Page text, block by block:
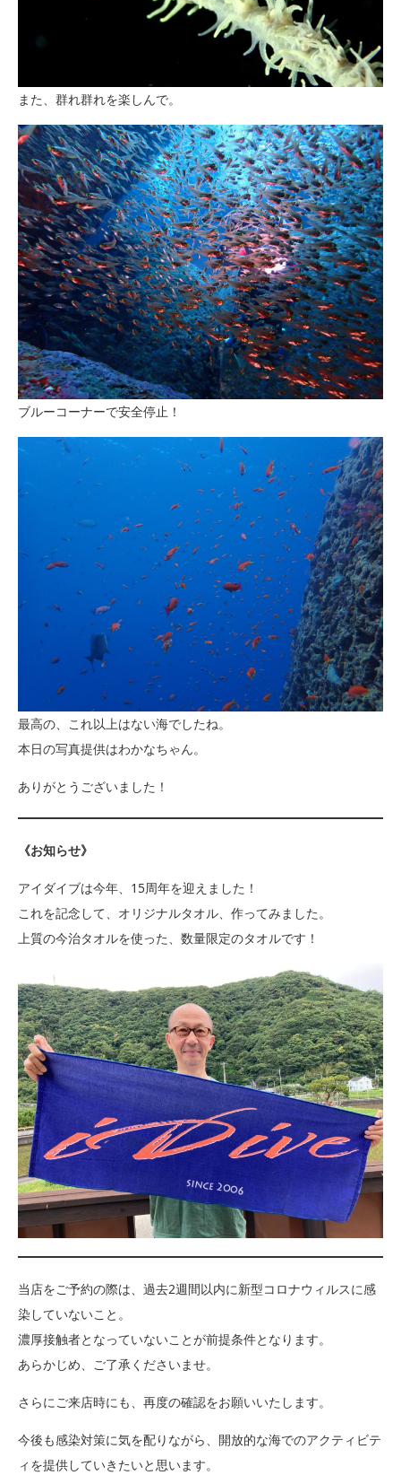
また、群れ群れを楽しんで。
ブルーコーナーで安全停止！
最高の、これ以上はない海でしたね。
本日の写真提供はわかなちゃん。
ありがとうございました！
《お知らせ》
アイダイブは今年、15周年を迎えました！
これを記念して、オリジナルタオル、作ってみました。
上質の今治タオルを使った、数量限定のタオルです！
当店をご予約の際は、過去2週間以内に新型コロナウィルスに感
染していないこと。
濃厚接触者となっていないことが前提条件となります。
あらかじめ、ご了承くださいませ。
さらにご来店時にも、再度の確認をお願いいたします。
今後も感染対策に気を配りながら、開放的な海でのアクティビテ
ィを提供していきたいと思います。